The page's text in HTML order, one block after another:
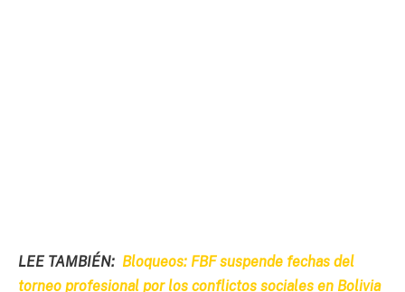
LEE TAMBIÉN: Bloqueos: FBF suspende fechas del
torneo profesional por los conflictos sociales en Bolivia